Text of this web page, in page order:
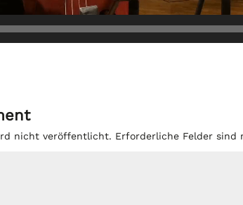
nicht veröffentlicht. Erforderliche Felder sind